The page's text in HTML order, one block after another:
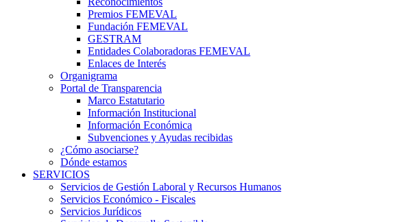
Premios FEMEVAL
Fundación FEMEVAL
GESTRAM
Entidades Colaboradoras FEMEVAL
Enlaces de Interés
Organigrama
Portal de Transparencia
Marco Estatutario
Información Institucional
Información Económica
Subvenciones y Ayudas recibidas
¿Cómo asociarse?
Dónde estamos
SERVICIOS
Servicios de Gestión Laboral y Recursos Humanos
Servicios Económico - Fiscales
Servicios Jurídicos